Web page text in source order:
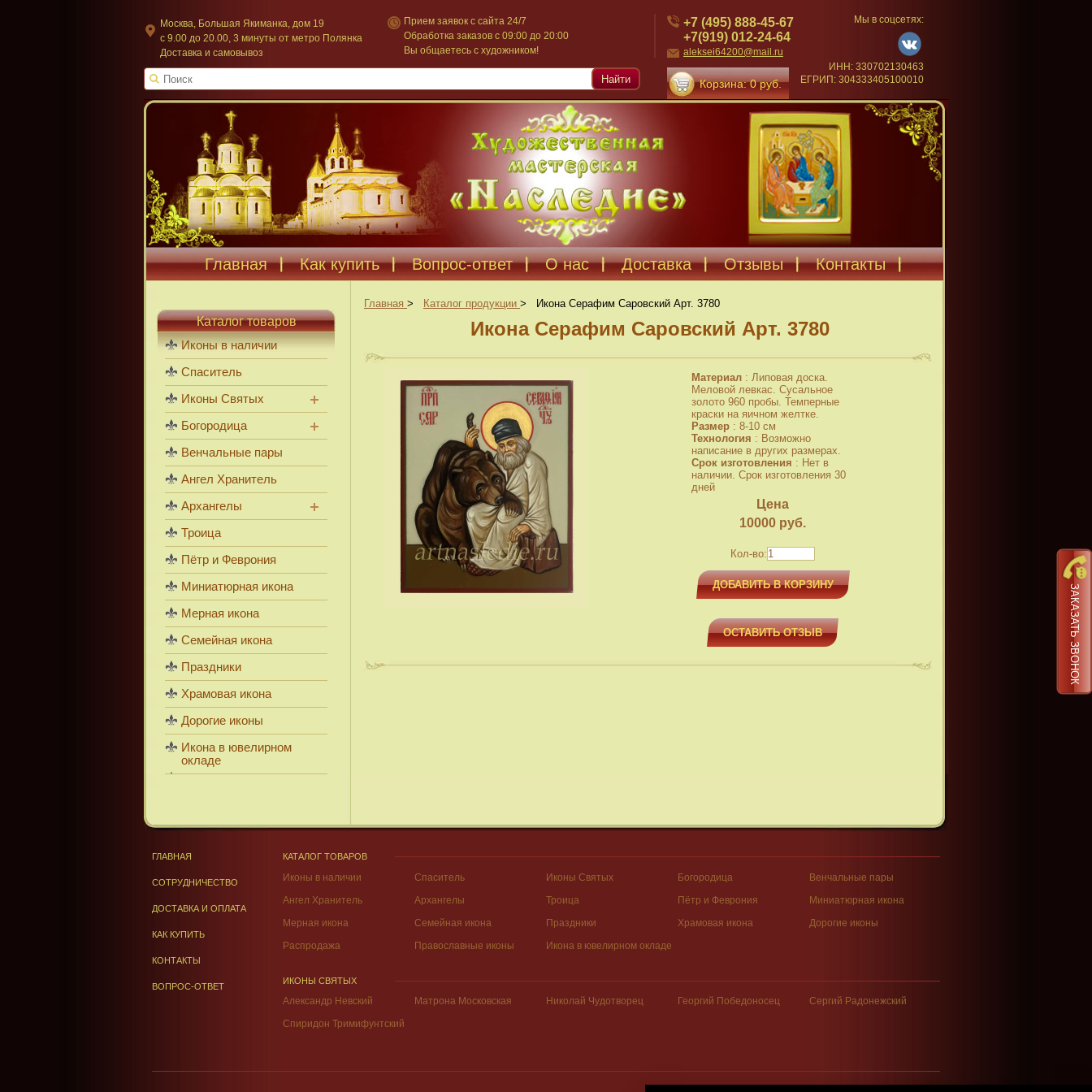
Москва, Большая Якиманка, дом 19
c 9.00 до 20.00, 3 минуты от метро Полянка
Доставка и самовывоз
Прием заявок с сайта 24/7
Обработка заказов с 09:00 до 20:00
Вы общаетесь с художником!
+7 (495) 888-45-67
+7(919) 012-24-64
aleksei64200@mail.ru
Корзина: 0 руб.
Мы в соцсетях:
ИНН: 330702130463
ЕГРИП: 304333405100010
Найти
Главная Как купить Вопрос-ответ О нас Доставка Отзывы Контакты
Главная > Каталог продукции > Икона Серафим Саровский Арт. 3780
Икона Серафим Саровский Арт. 3780
Материал : Липовая доска.
Меловой левкас. Сусальное
золото 960 пробы. Темперные
краски на яичном желтке.
Размер : 8-10 см
Технология : Возможно
написание в других размерах.
Срок изготовления : Нет в
наличии. Срок изготовления 30
дней
Цена
10000 руб.
Кол-во:
ДОБАВИТЬ В КОРЗИНУ
ОСТАВИТЬ ОТЗЫВ
Каталог товаров
Иконы в наличии
Спаситель
Иконы Святых
Богородица
Венчальные пары
Ангел Хранитель
Архангелы
Троица
Пётр и Феврония
Миниатюрная икона
Мерная икона
Семейная икона
Праздники
Храмовая икона
Дорогие иконы
Икона в ювелирном
окладе
ЗАКАЗАТЬ ЗВОНОК
ГЛАВНАЯ
СОТРУДНИЧЕСТВО
ДОСТАВКА И ОПЛАТА
КАК КУПИТЬ
КОНТАКТЫ
ВОПРОС-ОТВЕТ
КАТАЛОГ ТОВАРОВ
Иконы в наличии Спаситель Иконы Святых Богородица
Венчальные пары
Ангел Хранитель
Архангелы Троица Пётр и Феврония
Миниатюрная икона
Мерная икона
Семейная икона Праздники Храмовая икона
Дорогие иконы
Распродажа
Православные иконы Икона в ювелирном окладе
ИКОНЫ СВЯТЫХ
Александр Невский Матрона Московская Николай Чудотворец Георгий Победоносец
Сергий Радонежский
Спиридон Тримифунтский